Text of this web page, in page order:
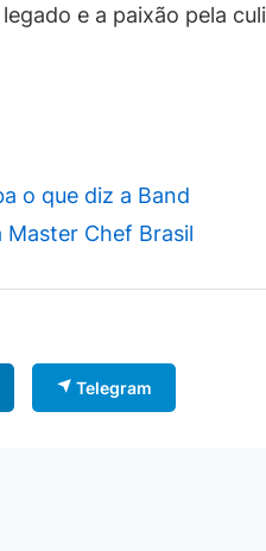
e a paixão pela
o que diz a Band
Chef Brasil
Telegram